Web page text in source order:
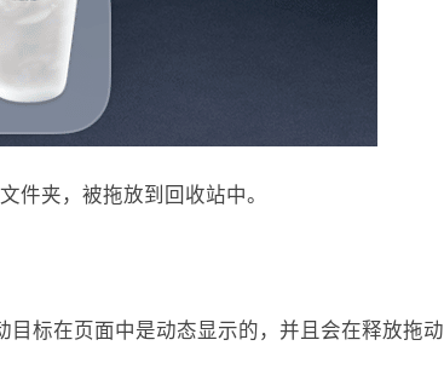
件夹，被拖放到回收站中。
标在页面中是动态显示的，并且会在释放拖动